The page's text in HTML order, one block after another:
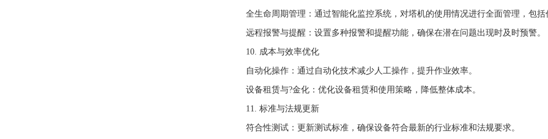
全生命周期管理：通过智能化监控系统，对塔机的使用情况进行全面管理，包括
远程报警与提醒：设置多种报警和提醒功能，确保在潜在问题出现时及时预警。
10. 成本与效率优化
自动化操作：通过自动化技术减少人工操作，提升作业效率。
设备租赁与?金化：优化设备租赁和使用策略，降低整体成本。
11. 标准与法规更新
符合性测试：更新测试标准，确保设备符合最新的行业标准和法规要求。